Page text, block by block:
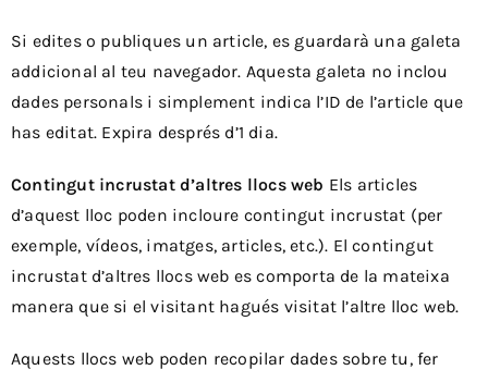
Si edites o publiques un article, es guardarà una galeta
addicional al teu navegador. Aquesta galeta no inclou
dades personals i simplement indica l’ID de l’article que
has editat. Expira després d’1 dia.
Contingut incrustat d’altres llocs web Els articles
d’aquest lloc poden incloure contingut incrustat (per
exemple, vídeos, imatges, articles, etc.). El contingut
incrustat d’altres llocs web es comporta de la mateixa
manera que si el visitant hagués visitat l’altre lloc web.
Aquests llocs web poden recopilar dades sobre tu, fer